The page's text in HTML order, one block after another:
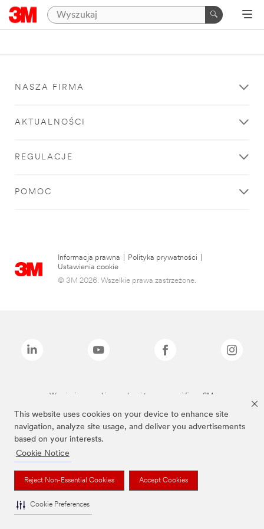
This website uses cookies on your device to enhance site
navigation, analyze site usage, and deliver you advertisements
based on your interests.
Cookie Notice
Reject Non-Essential Cookies Accept Cookies
Cookie Preferences
NASZA FIRMA
AKTUALNOŚCI
REGULACJE
POMOC
Informacja prawna Polityka prywatności
Ustawienia cookie
© 3M 2026. Wszelkie prawa zastrzeżone.
Wymienione marki są znakami towarowymi firmy 3M.